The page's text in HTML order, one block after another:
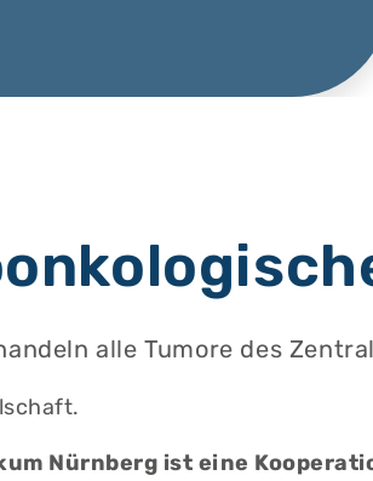
alle Tumore des
Nürnberg ist eine